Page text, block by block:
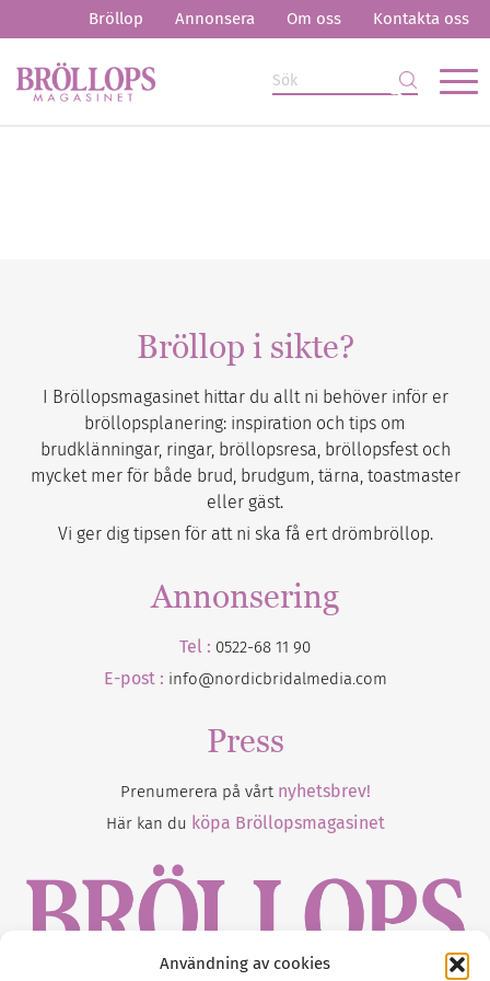
Användning av cookies
Bröllop Annonsera Om oss Kontakta oss
Bröllop i sikte?
I Bröllopsmagasinet hittar du allt ni behöver inför er
bröllopsplanering: inspiration och tips om
brudklänningar, ringar, bröllopsresa, bröllopsfest och
mycket mer för både brud, brudgum, tärna, toastmaster
eller gäst.
Vi ger dig tipsen för att ni ska få ert drömbröllop.
Annonsering
Tel : 0522-68 11 90
E-post : info@nordicbridalmedia.com
Press
Prenumerera på vårt nyhetsbrev!
Här kan du köpa Bröllopsmagasinet